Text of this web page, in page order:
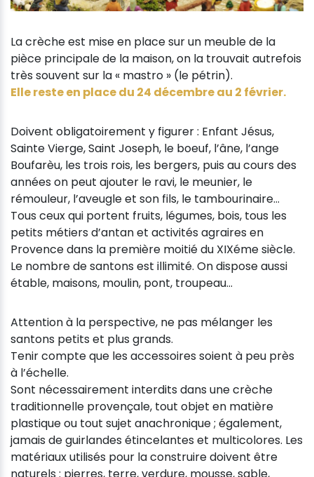
La crèche est mise en place sur un meuble de la
pièce principale de la maison, on la trouvait autrefois
très souvent sur la « mastro » (le pétrin).
Elle reste en place du 24 décembre au 2 février.
Doivent obligatoirement y figurer : Enfant Jésus,
Sainte Vierge, Saint Joseph, le boeuf, l’âne, l’ange
Boufarèu, les trois rois, les bergers, puis au cours des
années on peut ajouter le ravi, le meunier, le
rémouleur, l’aveugle et son fils, le tambourinaire…
Tous ceux qui portent fruits, légumes, bois, tous les
petits métiers d’antan et activités agraires en
Provence dans la première moitié du XIXéme siècle.
Le nombre de santons est illimité. On dispose aussi
étable, maisons, moulin, pont, troupeau…
Attention à la perspective, ne pas mélanger les
santons petits et plus grands.
Tenir compte que les accessoires soient à peu près
à l’échelle.
Sont nécessairement interdits dans une crèche
traditionnelle provençale, tout objet en matière
plastique ou tout sujet anachronique ; également,
jamais de guirlandes étincelantes et multicolores. Les
matériaux utilisés pour la construire doivent être